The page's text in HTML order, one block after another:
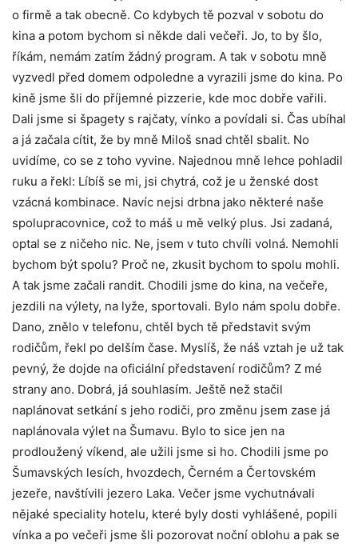
o firmě a tak obecně. Co kdybych tě pozval v sobotu do
kina a potom bychom si někde dali večeři. Jo, to by šlo,
říkám, nemám zatím žádný program. A tak v sobotu mně
vyzvedl před domem odpoledne a vyrazili jsme do kina. Po
kině jsme šli do příjemné pizzerie, kde moc dobře vařili.
Dali jsme si špagety s rajčaty, vínko a povídali si. Čas ubíhal
a já začala cítit, že by mně Miloš snad chtěl sbalit. No
uvidíme, co se z toho vyvine. Najednou mně lehce pohladil
ruku a řekl: Líbíš se mi, jsi chytrá, což je u ženské dost
vzácná kombinace. Navíc nejsi drbna jako některé naše
spolupracovnice, což to máš u mě velký plus. Jsi zadaná,
optal se z ničeho nic. Ne, jsem v tuto chvíli volná. Nemohli
bychom být spolu? Proč ne, zkusit bychom to spolu mohli.
A tak jsme začali randit. Chodili jsme do kina, na večeře,
jezdili na výlety, na lyže, sportovali. Bylo nám spolu dobře.
Dano, znělo v telefonu, chtěl bych tě představit svým
rodičům, řekl po delším čase. Myslíš, že náš vztah je už tak
pevný, že dojde na oficiální představení rodičům? Z mé
strany ano. Dobrá, já souhlasím. Ještě než stačil
naplánovat setkání s jeho rodiči, pro změnu jsem zase já
naplánovala výlet na Šumavu. Bylo to sice jen na
prodloužený víkend, ale užili jsme si ho. Chodili jsme po
Šumavských lesích, hvozdech, Černém a Čertovském
jezeře, navštívili jezero Laka. Večer jsme vychutnávali
nějaké speciality hotelu, které byly dosti vyhlášené, popili
vínka a po večeři jsme šli pozorovat noční oblohu a pak se